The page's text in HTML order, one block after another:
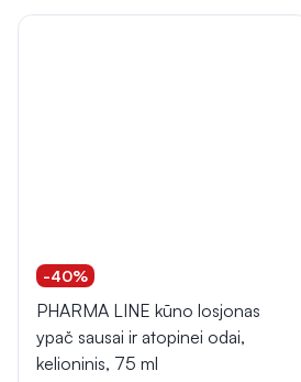
-40%
PHARMA LINE kūno losjonas
ypač sausai ir atopinei odai,
kelioninis, 75 ml